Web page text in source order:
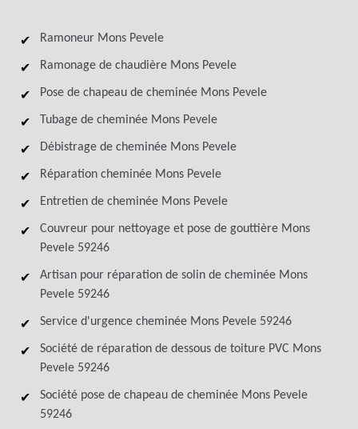
Ramoneur Mons Pevele
Ramonage de chaudière Mons Pevele
Pose de chapeau de cheminée Mons Pevele
Tubage de cheminée Mons Pevele
Débistrage de cheminée Mons Pevele
Réparation cheminée Mons Pevele
Entretien de cheminée Mons Pevele
Couvreur pour nettoyage et pose de gouttière Mons
Pevele 59246
Artisan pour réparation de solin de cheminée Mons
Pevele 59246
Service d'urgence cheminée Mons Pevele 59246
Société de réparation de dessous de toiture PVC Mons
Pevele 59246
Société pose de chapeau de cheminée Mons Pevele
59246